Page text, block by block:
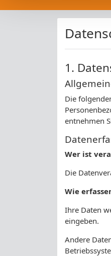
1.
Die
entnehmen
Wer ist
Die
Wie
Ihre Daten
eingeben.
Andere